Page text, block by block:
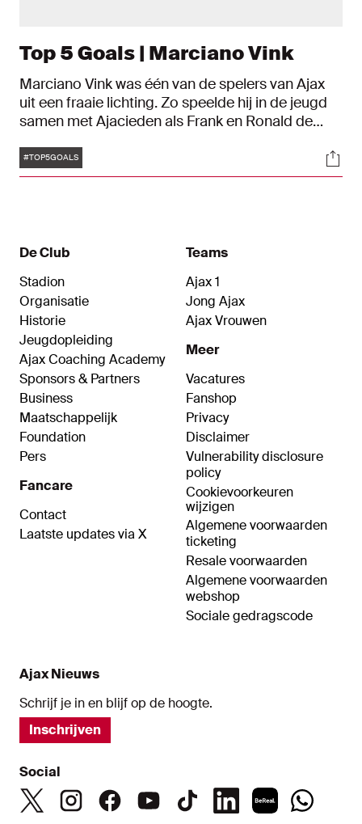
Top 5 Goals | Marciano Vink
Marciano Vink was één van de spelers van Ajax
uit een fraaie lichting. Zo speelde hij in de jeugd
samen met Ajacieden als Frank en Ronald de
1989 maakte Vink zijn debuut in Ajax 1. In totaal
kwam hij tot 140 wedstrijden voor de
aantal treffers op een rij gezet.
Tags
#TOP5GOALS
De Club
Stadion
Organisatie
Historie
Jeugdopleiding
Ajax Coaching Academy
Sponsors & Partners
Business
Maatschappelijk
Foundation
Pers
Fancare
Contact
Laatste updates via X
Teams
Ajax 1
Jong Ajax
Ajax Vrouwen
Meer
Vacatures
Fanshop
Privacy
Disclaimer
Vulnerability disclosure
policy
Cookievoorkeuren
wijzigen
Algemene voorwaarden
ticketing
Resale voorwaarden
Algemene voorwaarden
webshop
Sociale gedragscode
Ajax Nieuws
Schrijf je in en blijf op de hoogte.
Inschrijven
Social